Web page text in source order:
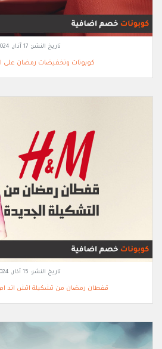
تاريخ النشر: 17 آذار, 2024
كوبونات وتخفيضات رمضان على
تاريخ النشر: 15 آذار, 2024
قفطان رمضان من تشكيلة اتش اند